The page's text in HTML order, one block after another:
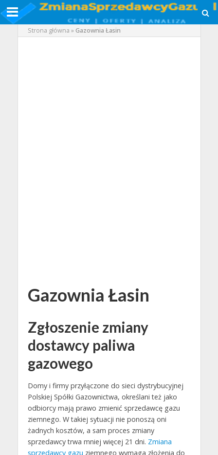
Strona główna »Gazownia Łasin
Gazownia Łasin
Zgłoszenie zmiany
dostawcy paliwa
gazowego
Domy i firmy przyłączone do sieci dystrybucyjnej
Polskiej Spółki Gazownictwa, określani też jako
odbiorcy mają prawo zmienić sprzedawcę gazu
ziemnego. W takiej sytuacji nie ponoszą oni
żadnych kosztów, a sam proces zmiany
sprzedawcy trwa mniej więcej 21 dni. Zmiana
sprzedawcy gazu ziemnego wymaga złożenia do